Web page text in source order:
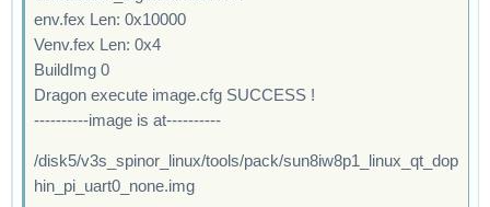
env.fex Len: 0x10000
Venv.fex Len: 0x4
BuildImg 0
Dragon execute image.cfg SUCCESS !
----------image is at----------
/disk5/v3s_spinor_linux/tools/pack/sun8iw8p1_linux_qt_dop
hin_pi_uart0_none.img